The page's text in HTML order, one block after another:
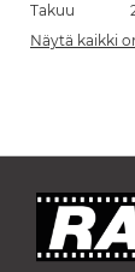
Takuu
Näytä kaikki